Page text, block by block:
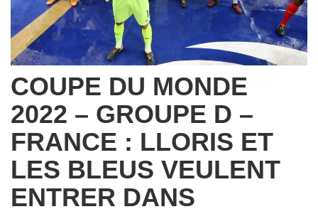
COUPE DU MONDE
2022 – GROUPE D –
FRANCE : LLORIS ET
LES BLEUS VEULENT
ENTRER DANS